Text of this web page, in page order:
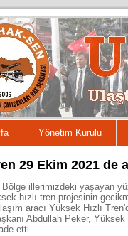
Yönetim Kurulu
29 Ekim 2021 de
illerimizdeki yaşayan
hızlı tren projesinin
aracı Yüksek Hızlı
Abdullah Peker,
etti.